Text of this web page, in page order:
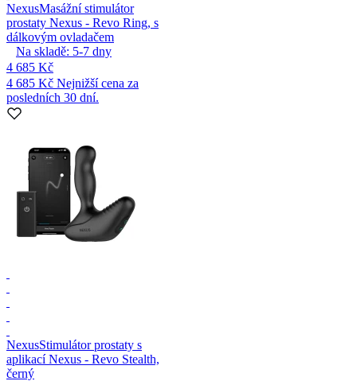
NexusMasážní stimulátor
prostaty Nexus - Revo Ring, s
dálkovým ovladačem
Na skladě: 5-7 dny
4 685 Kč
4 685 Kč Nejnižší cena za
posledních 30 dní.
NexusStimulátor prostaty s
aplikací Nexus - Revo Stealth,
černý